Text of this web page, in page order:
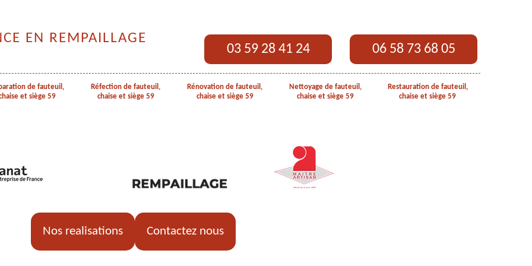
EN REMPAILLAGE
03 59 28 41 24 06 58 73 68 05
de fauteuil,
et siège 59
Réfection de fauteuil,
chaise et siège 59
Rénovation de fauteuil,
chaise et siège 59
Nettoyage de fauteuil,
chaise et siège 59
Restauration de fauteuil,
chaise et siège 59
Nos realisations Contactez nous